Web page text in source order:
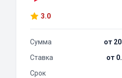
3.0
Сумма
от
Ставка
от
Срок